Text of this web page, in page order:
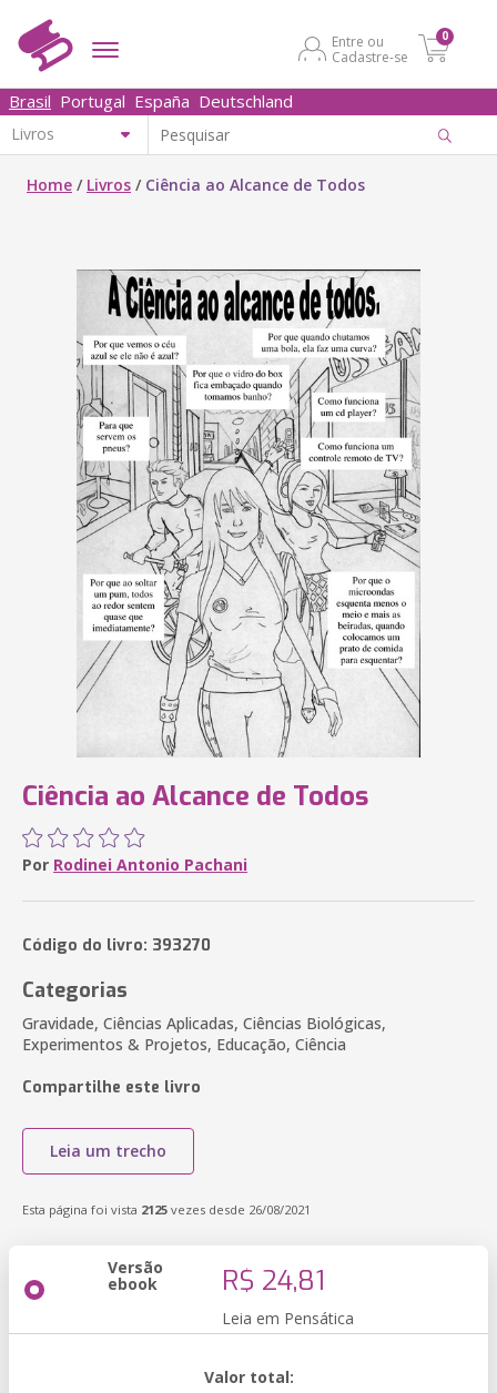
Entre ou
Cadastre-se
0
Brasil Portugal España Deutschland
Home / Livros / Ciência ao Alcance de Todos
Ciência ao Alcance de Todos
Por Rodinei Antonio Pachani
Código do livro: 393270
Categorias
Gravidade, Ciências Aplicadas, Ciências Biológicas,
Experimentos & Projetos, Educação, Ciência
Compartilhe este livro
Leia um trecho
Esta página foi vista 2125 vezes desde 26/08/2021
Versão
ebook R$ 24,81
Leia em Pensática
Valor total: